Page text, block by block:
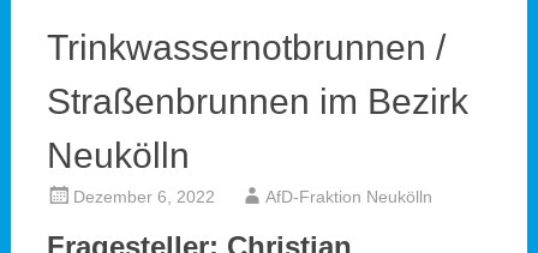
Trinkwassernotbrunnen /
Straßenbrunnen im Bezirk
Neukölln
Dezember 6, 2022 AfD-Fraktion Neukölln
Fragesteller: Christian